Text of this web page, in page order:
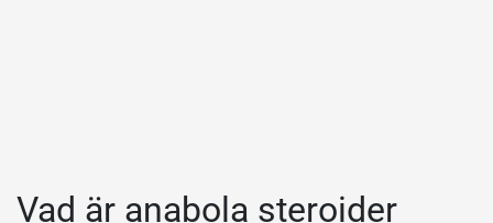
Vad är anabola steroider